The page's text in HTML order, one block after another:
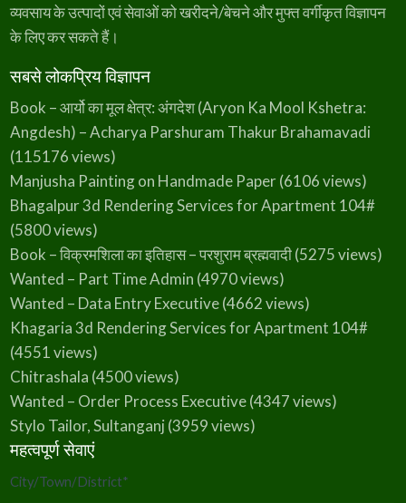
divid…
–
M
u
n
r
व्यवसाय के उत्पादों एवं सेवाओं को खरीदने/बेचने और मुफ्त वर्गीकृत विज्ञापन
के लिए कर सकते हैं।
सबसे लोकप्रिय विज्ञापन
Book – आर्यो का मूल क्षेत्र: अंगदेश (Aryon Ka Mool Kshetra:
Angdesh) – Acharya Parshuram Thakur Brahamavadi
(115176 views)
Manjusha Painting on Handmade Paper(6106 views)
Bhagalpur 3d Rendering Services for Apartment 104#
(5800 views)
Book – विक्रमशिला का इतिहास – परशुराम ब्रह्मवादी(5275 views)
Wanted – Part Time Admin (4970 views)
Wanted – Data Entry Executive(4662 views)
Khagaria 3d Rendering Services for Apartment 104#
(4551 views)
Chitrashala (4500 views)
Wanted – Order Process Executive(4347 views)
Stylo Tailor, Sultanganj (3959 views)
महत्वपूर्ण सेवाएं
City/Town/District*